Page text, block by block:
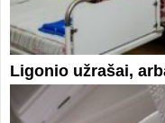
Ligonio užrašai,